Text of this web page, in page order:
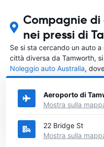
Compagnie
nei pressi di
Se si sta cercando un auto
città diversa da Tamworth,
Noleggio auto Australia,
città in Australia si vuole
Aeroporto di
Mostra sulla
22 Bridge St
Mostra sulla